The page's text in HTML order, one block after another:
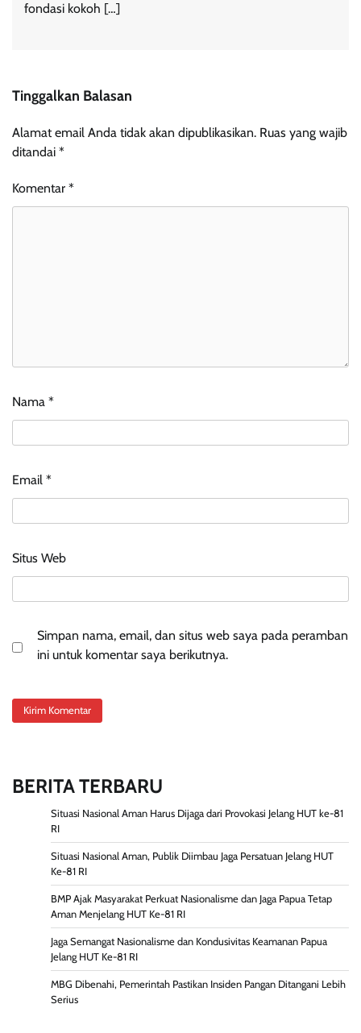
fondasi kokoh […]
Tinggalkan Balasan
Alamat email Anda tidak akan dipublikasikan. Ruas yang wajib
ditandai *
Komentar *
Nama *
Email *
Situs Web
Simpan nama, email, dan situs web saya pada peramban
ini untuk komentar saya berikutnya.
BERITA TERBARU
Situasi Nasional Aman Harus Dijaga dari Provokasi Jelang HUT ke-81
RI
Situasi Nasional Aman, Publik Diimbau Jaga Persatuan Jelang HUT
Ke-81 RI
BMP Ajak Masyarakat Perkuat Nasionalisme dan Jaga Papua Tetap
Aman Menjelang HUT Ke-81 RI
Jaga Semangat Nasionalisme dan Kondusivitas Keamanan Papua
Jelang HUT Ke-81 RI
MBG Dibenahi, Pemerintah Pastikan Insiden Pangan Ditangani Lebih
Serius